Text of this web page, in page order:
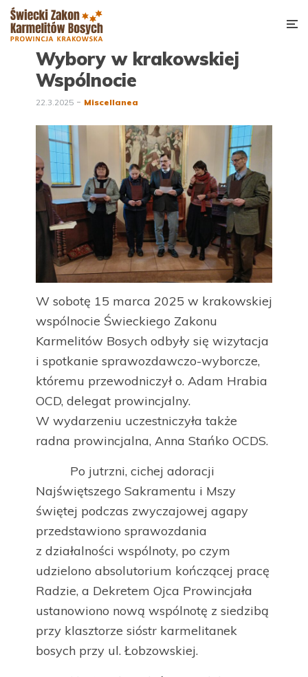
Wybory w krakowskiej
Wspólnocie
22.3.2025 Miscellanea
W sobotę 15 marca 2025 w krakowskiej
wspólnocie Świeckiego Zakonu
Karmelitów Bosych odbyły się wizytacja
i spotkanie sprawozdawczo-wyborcze,
któremu przewodniczył o. Adam Hrabia
OCD, delegat prowincjalny.
W wydarzeniu uczestniczyła także
radna prowincjalna, Anna Stańko OCDS.
Po jutrzni, cichej adoracji
Najświętszego Sakramentu i Mszy
świętej podczas zwyczajowej agapy
przedstawiono sprawozdania
z działalności wspólnoty, po czym
udzielono absolutorium kończącej pracę
Radzie, a Dekretem Ojca Prowincjała
ustanowiono nową wspólnotę z siedzibą
przy klasztorze sióstr karmelitanek
bosych przy ul. Łobzowskiej.